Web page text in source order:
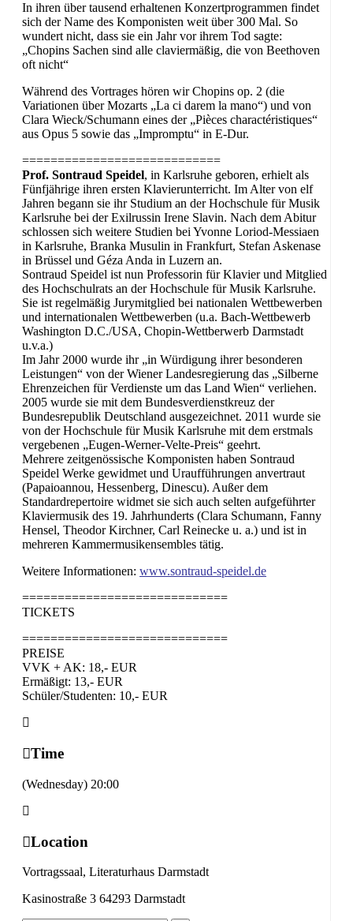
In ihren über tausend erhaltenen Konzertprogrammen findet
sich der Name des Komponisten weit über 300 Mal. So
wundert nicht, dass sie ein Jahr vor ihrem Tod sagte:
„Chopins Sachen sind alle claviermäßig, die von Beethoven
oft nicht“
Während des Vortrages hören wir Chopins op. 2 (die
Variationen über Mozarts „La ci darem la mano“) und von
Clara Wieck/Schumann eines der „Pièces charactéristiques“
aus Opus 5 sowie das „Impromptu“ in E-Dur.
============================
Prof. Sontraud Speidel, in Karlsruhe geboren, erhielt als
Fünfjährige ihren ersten Klavierunterricht. Im Alter von elf
Jahren begann sie ihr Studium an der Hochschule für Musik
Karlsruhe bei der Exilrussin Irene Slavin. Nach dem Abitur
schlossen sich weitere Studien bei Yvonne Loriod-Messiaen
in Karlsruhe, Branka Musulin in Frankfurt, Stefan Askenase
in Brüssel und Géza Anda in Luzern an.
Sontraud Speidel ist nun Professorin für Klavier und Mitglied
des Hochschulrats an der Hochschule für Musik Karlsruhe.
Sie istregelmäßig Jurymitglied bei nationalen Wettbewerben
und internationalen Wettbewerben (u.a. Bach-Wettbewerb
Washington D.C./USA, Chopin-Wettberwerb Darmstadt
u.v.a.)
Im Jahr 2000 wurde ihr „in Würdigung ihrer besonderen
Leistungen“ von der Wiener Landesregierung das „Silberne
Ehrenzeichen für Verdienste um das Land Wien“ verliehen.
2005 wurde sie mit dem Bundesverdienstkreuz der
Bundesrepublik Deutschland ausgezeichnet. 2011 wurde sie
von der Hochschule für Musik Karlsruhe mit dem erstmals
vergebenen „Eugen-Werner-Velte-Preis“ geehrt.
Mehrere zeitgenössische Komponisten haben Sontraud
Speidel Werke gewidmet und Uraufführungen anvertraut
(Papaioannou, Hessenberg, Dinescu). Außer dem
Standardrepertoire widmet sie sich auch selten aufgeführter
Klaviermusik des 19. Jahrhunderts (Clara Schumann, Fanny
Hensel, Theodor Kirchner, Carl Reinecke u. a.) und ist in
mehreren Kammermusikensembles tätig.
Weitere Informationen: www.sontraud-speidel.de
=============================
TICKETS
=============================
PREISE
VVK + AK: 18,- EUR
Ermäßigt: 13,- EUR
Schüler/Studenten: 10,- EUR
Time
(Wednesday) 20:00
Location
Vortragssaal, Literaturhaus Darmstadt
Kasinostraße 3 64293 Darmstadt